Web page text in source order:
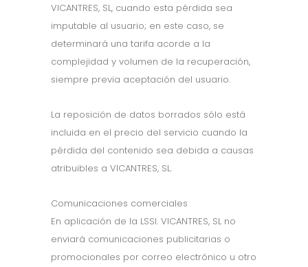
VICANTRES, SL, cuando esta pérdida sea
imputable al usuario; en este caso, se
determinará una tarifa acorde a la
complejidad y volumen de la recuperación,
siempre previa aceptación del usuario.
La reposición de datos borrados sólo está
incluida en el precio del servicio cuando la
pérdida del contenido sea debida a causas
atribuibles a VICANTRES, SL.
Comunicaciones comerciales
En aplicación de la LSSI. VICANTRES, SL no
enviará comunicaciones publicitarias o
promocionales por correo electrónico u otro